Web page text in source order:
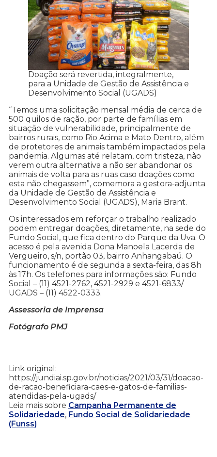
Doação será revertida, integralmente,
para a Unidade de Gestão de Assistência e
Desenvolvimento Social (UGADS)
“Temos uma solicitação mensal média de cerca de
500 quilos de ração, por parte de famílias em
situação de vulnerabilidade, principalmente de
bairros rurais, como Rio Acima e Mato Dentro, além
de protetores de animais também impactados pela
pandemia. Algumas até relatam, com tristeza, não
verem outra alternativa a não ser abandonar os
animais de volta para as ruas caso doações como
esta não chegassem”, comemora a gestora-adjunta
da Unidade de Gestão de Assistência e
Desenvolvimento Social (UGADS), Maria Brant.
Os interessados em reforçar o trabalho realizado
podem entregar doações, diretamente, na sede do
Fundo Social, que fica dentro do Parque da Uva. O
acesso é pela avenida Dona Manoela Lacerda de
Vergueiro, s/n, portão 03, bairro Anhangabaú. O
funcionamento é de segunda a sexta-feira, das 8h
às 17h. Os telefones para informações são: Fundo
Social – (11) 4521-2762, 4521-2929 e 4521-6833/
UGADS – (11) 4522-0333.
Assessoria de Imprensa
Fotógrafo PMJ
Link original:
https://jundiai.sp.gov.br/noticias/2021/03/31/doacao-
de-racao-beneficiara-caes-e-gatos-de-familias-
atendidas-pela-ugads/
Leia mais sobre Campanha Permanente de
Solidariedade, Fundo Social de Solidariedade
(Funss)